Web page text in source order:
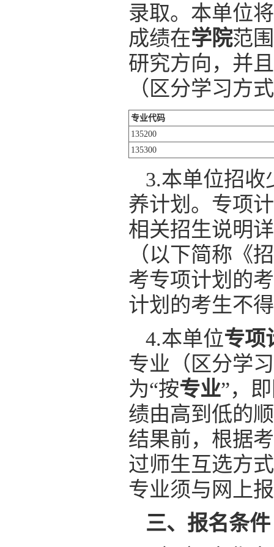
录取。本单位
成绩在学院范
研究方向，并
（区分学习方
专业代码
135200
135300
3.本单位招收
养计划。专项
相关招生说明
（以下简称《
考专项计划的
计划的考生不
4.本单位专项
专业（区分学
为“按专业”，
绩由高到低的
结果前，根据
过师生互选方
专业须与网上
三、报名条件